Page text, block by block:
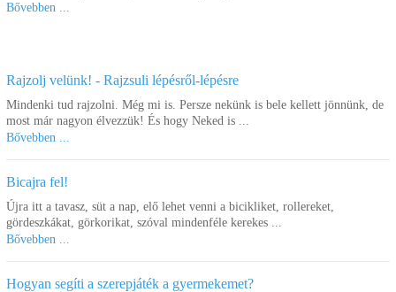
Bővebben ...
Rajzolj velünk! - Rajzsuli lépésről-lépésre
Mindenki tud rajzolni. Még mi is. Persze nekünk is bele kellett jönnünk, de
most már nagyon élvezzük! És hogy Neked is ...
Bővebben ...
Bicajra fel!
Újra itt a tavasz, süt a nap, elő lehet venni a bicikliket, rollereket,
gördeszkákat, görkorikat, szóval mindenféle kerekes ...
Bővebben ...
Hogyan segíti a szerepjáték a gyermekemet?